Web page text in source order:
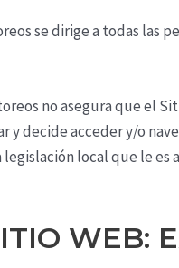
se dirige a todas las
no asegura que el
decide acceder y/o
local que le es
WEB: